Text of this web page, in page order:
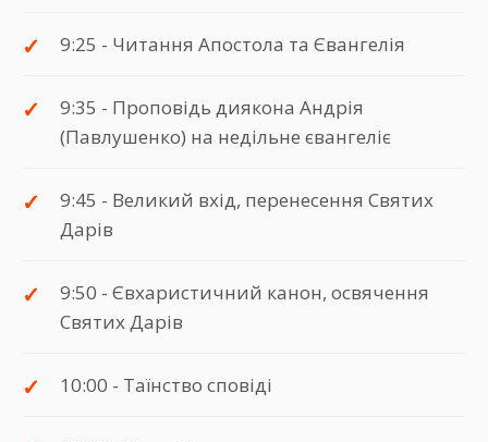
9:25 - Читання Апостола та Євангелія
9:35 - Проповідь диякона Андрія
(Павлушенко) на недільне євангеліє
9:45 - Великий вхід, перенесення Святих
Дарів
9:50 - Євхаристичний канон, освячення
Святих Дарів
10:00 - Таїнство сповіді